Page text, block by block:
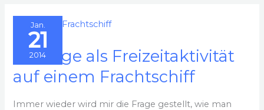
Jan.
21
2014
10 Dinge als Freizeitaktivität
auf einem Frachtschiff
Immer wieder wird mir die Frage gestellt, wie man